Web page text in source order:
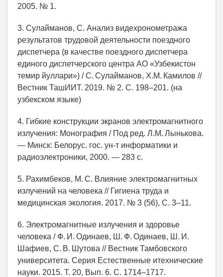
2005. № 1.
3. Сулайманов, С. Анализ видехронометража
результатов трудовой деятельности поездного
диспетчера (в качестве поездного диспетчера
единого диспетчерского центра АО «Узбекистон
темир йуллари») / С. Сулайманов, Х.М. Камилов //
Вестник ТашИИТ. 2019. № 2. С. 198–201. (на
узбекском языке)
4. Гибкие конструкции экранов электромагнитного
излучения: Монография / Под ред. Л.М. Лынькова.
— Минск: Белорус. гос. ун-т информатики и
радиоэлектроники, 2000. — 283 с.
5. Рахимбеков, М. С. Влияние электромагнитных
излучений на человека // Гигиена труда и
медицинская экология. 2017. № 3 (56), С. 3–11.
6. Электромагнитные излучения и здоровье
человека / Ф. И. Одинаев, Ш. Ф. Одинаев, Ш. И.
Шафиев, С. В. Шутова // Вестник Тамбовского
университета. Серия Естественные итехнические
науки. 2015. Т. 20, Вып. 6. С. 1714–1717.